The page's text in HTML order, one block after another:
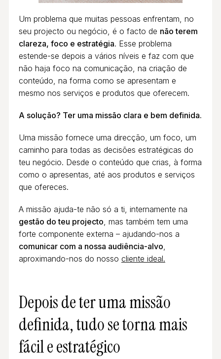
Um problema que muitas pessoas enfrentam, no
seu projecto ou negócio, é o facto de não terem
clareza, foco e estratégia. Esse problema
estende-se depois a vários níveis e faz com que
não haja foco na comunicação, na criação de
conteúdo, na forma como se apresentam e
mesmo nos serviços e produtos que oferecem.
A solução? Ter uma missão clara e bem definida.
Uma missão fornece uma direcção, um foco, um
caminho para todas as decisões estratégicas do
teu negócio. Desde o conteúdo que crias, à forma
como o apresentas, até aos produtos e serviços
que ofereces.
A missão ajuda-te não só a ti, internamente na
gestão do teu projecto, mas também tem uma
forte componente externa – ajudando-nos a
comunicar com a nossa audiência-alvo,
aproximando-nos do nosso cliente ideal.
Depois de ter uma missão
definida, tudo se torna mais
fácil e estratégico